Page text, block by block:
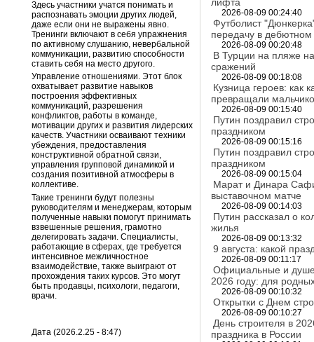
Здесь участники учатся понимать и
распознавать эмоции других людей,
даже если они не выражены явно.
Тренинги включают в себя упражнения
по активному слушанию, невербальной
коммуникации, развитию способности
ставить себя на место другого.
Управление отношениями. Этот блок
охватывает развитие навыков
построения эффективных
коммуникаций, разрешения
конфликтов, работы в команде,
мотивации других и развития лидерских
качеств. Участники осваивают техники
убеждения, предоставления
конструктивной обратной связи,
управления групповой динамикой и
создания позитивной атмосферы в
коллективе.
Такие тренинги будут полезны
руководителям и менеджерам, которым
полученные навыки помогут принимать
взвешенные решения, грамотно
делегировать задачи. Специалисты,
работающие в сферах, где требуется
интенсивное межличностное
взаимодействие, также выиграют от
прохождения таких курсов. Это могут
быть продавцы, психологи, педагоги,
врачи.
Дата (2026.2.25 - 8:47)
2026-08-09 00:24:40
Футболист
передачу в дебютном
2026-08-09 00:20:48
В Турции на пляже
сражений
2026-08-09 00:18:08
Кузница героев: как
превращали
2026-08-09 00:15:40
Путин поздравил
праздником
2026-08-09 00:15:16
Путин поздравил
праздником
2026-08-09 00:15:04
Марат и Динара
выставочном матче
2026-08-09 00:14:03
Путин рассказал о
жилья
2026-08-09 00:13:32
9 августа: какой
2026-08-09 00:11:17
Официальные и
2026 году: для
2026-08-09 00:10:32
Открытки с Днем
2026-08-09 00:10:27
День строителя в
праздника в России